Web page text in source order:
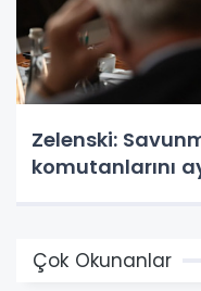
Zelenski:
komutanlarını
Çok Okunanlar